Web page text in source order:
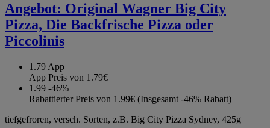
Angebot: Original Wagner Big City
Pizza, Die Backfrische Pizza oder
Piccolinis
1.79 App
App Preis von 1.79€
1.99 -46%
Rabattierter Preis von 1.99€ (Insgesamt -46% Rabatt)
tiefgefroren, versch. Sorten, z.B. Big City Pizza Sydney, 425g